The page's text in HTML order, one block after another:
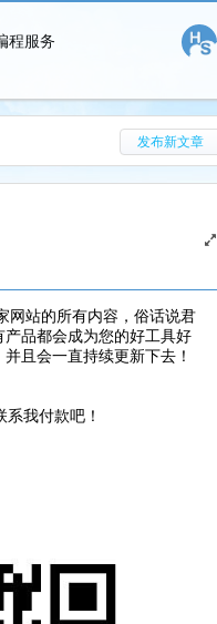
程服务
搜 索
发布新文章
网站的所有内容，俗话说君
品都会成为您的好工具好
且会一直持续更新下去！
我付款吧！